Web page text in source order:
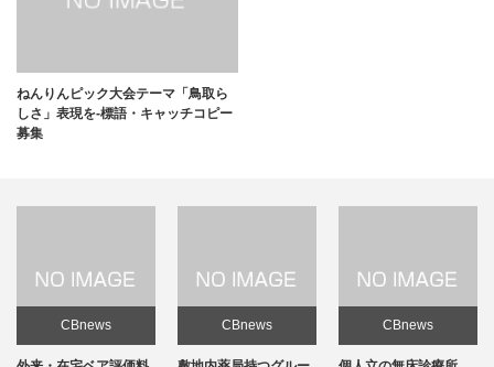
ねんりんピック大会テーマ「鳥取ら
しさ」表現を-標語・キャッチコピー
募集
CBnews CBnews CBnews